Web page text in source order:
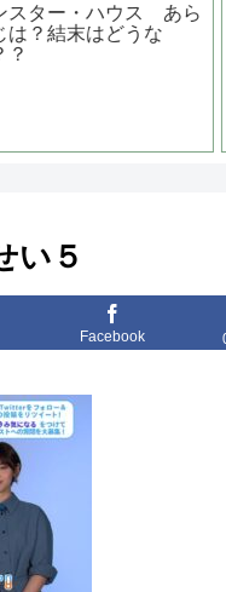
９刑法第三十九条 あら
じは？共演NGの鈴木京
が主演する息詰まるサス
い５
Facebook